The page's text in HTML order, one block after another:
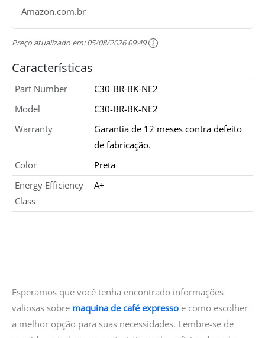
Amazon.com.br
Preço atualizado em:05/08/2026 09:49
Características
Part Number
C30-BR-BK-NE2
Model
C30-BR-BK-NE2
Warranty
Garantia de 12 meses contra defeito
de fabricação.
Color
Preta
Energy Efficiency
Class
A+
Esperamos que você tenha encontrado informações
valiosas sobre maquina de café expresso e como escolher
a melhor opção para suas necessidades. Lembre-se de